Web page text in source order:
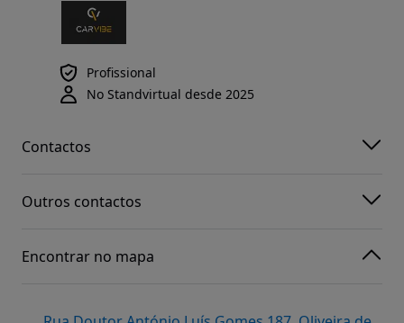
Profissional
No Standvirtual desde 2025
Contactos
Outros contactos
Encontrar no mapa